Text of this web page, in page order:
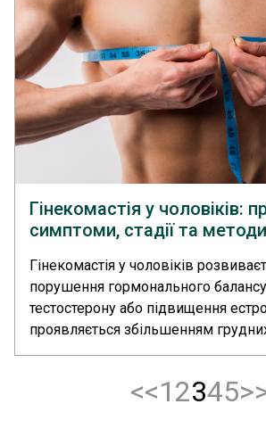
дихати, рухатися, працювати та
адаптуватися.... >>
Гінекомастія у чоловіків:
симптоми, стадії та
Гінекомастія у чоловіків
порушення гормонального
тестостерону або підвищення
проявляється збільшенням
форми грудей і ущільненням під
<<12345